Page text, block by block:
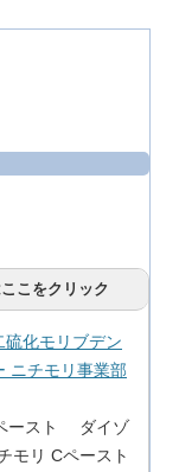
こをクリック
化モリブデン
ニチモリ事業部
ースト ダイゾ
モリ Cペースト